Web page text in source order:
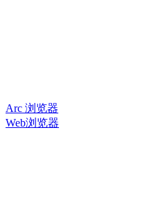
Arc 浏览器
Web浏览器